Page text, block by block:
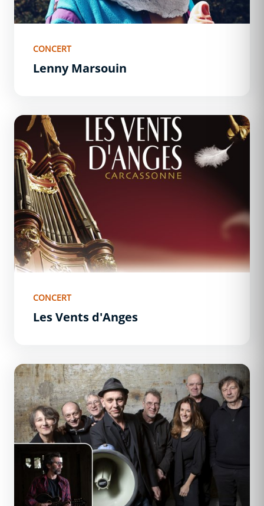
CONCERT
Lenny Marsouin
Les Vents d&#039;Anges
CONCERT
Les Vents d'Anges
Têtes Raides - 1ère partie : Marty